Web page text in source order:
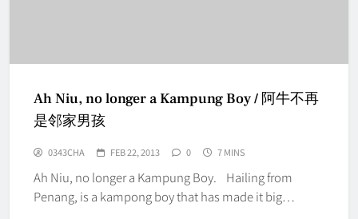
Ah Niu, no longer a Kampung Boy / 阿牛不再
是邻家男孩
0343CHA FEB 22, 2013 0 7 MINS
Ah Niu, no longer a Kampung Boy. Hailing from
Penang, is a kampong boy that has made it big…